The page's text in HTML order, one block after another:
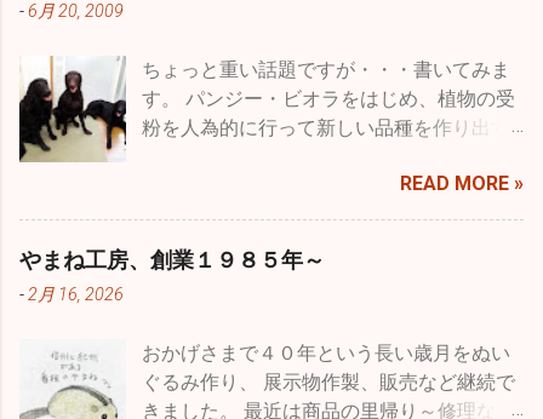
-6月 20, 2009
ちょっと重い話題ですが・・・書いてみま
す。 パンジー・ビオラをはじめ、植物の受
粉を人為的に行って新しい品種を作り出す
が、専門用語に育種という言葉がありま
す。 種を育てると書きますが、要は受粉を
した種を播いて結果を品種として固まるま
で受粉・採種・育苗を繰り返すことをいい
たり、つまり利用する人たちにとってより
良くするということで品種改良とも言うわ
READ MORE »
やまね工房、創業１９８５年～
-2月 16, 2026
おかげさまで４０年という長い歳月をぬい
ぐるみ作り、 展示物作製、販売など継続で
きました。 最近は商品の里帰り～修理な